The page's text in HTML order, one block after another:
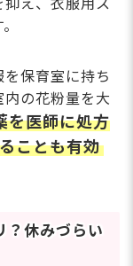
え、衣服用ス
保育室に持ち
の花粉量を大
を医師に処方
ことも有効
？休みづらい